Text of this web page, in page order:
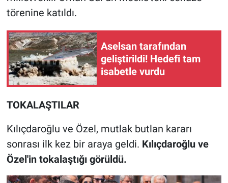
törenine katıldı.
Aselsan tarafından
geliştirildi! Hedefi tam
isabetle vurdu
TOKALAŞTILAR
Kılıçdaroğlu ve Özel, mutlak butlan kararı
sonrası ilk kez bir araya geldi. Kılıçdaroğlu ve
Özel'in tokalaştığı görüldü.